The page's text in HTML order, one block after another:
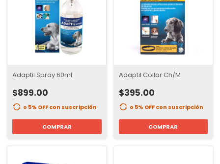
Adaptil Spray 60ml
$899.00
o 5% OFFcon suscripción
COMPRAR
Adaptil Collar Ch/M
$395.00
o 5% OFFcon suscripción
COMPRAR